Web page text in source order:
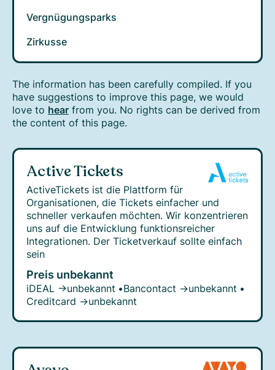
Vergnügungsparks
Zirkusse
The information has been carefully compiled. If you
have suggestions to improve this page, we would
love to hear from you. No rights can be derived from
the content of this page.
Active Tickets
ActiveTickets ist die Plattform für
Organisationen, die Tickets einfacher und
schneller verkaufen möchten. Wir konzentrieren
uns auf die Entwicklung funktionsreicher
Integrationen. Der Ticketverkauf sollte einfach
sein
Preis unbekannt
iDEAL →unbekannt •Bancontact →unbekannt •
Creditcard →unbekannt